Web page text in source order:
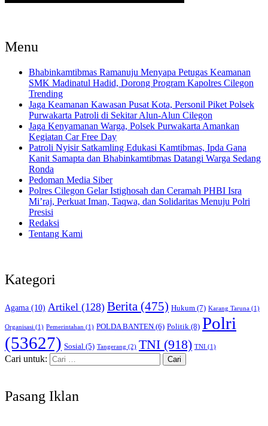
Menu
Bhabinkamtibmas Ramanuju Menyapa Petugas Keamanan
SMK Madinatul Hadid, Dorong Program Kapolres Cilegon
Trending
Jaga Keamanan Kawasan Pusat Kota, Personil Piket Polsek
Purwakarta Patroli di Sekitar Alun-Alun Cilegon
Jaga Kenyamanan Warga, Polsek Purwakarta Amankan
Kegiatan Car Free Day
Patroli Nyisir Satkamling Edukasi Kamtibmas, Ipda Gana
Kanit Samapta dan Bhabinkamtibmas Datangi Warga Sedang
Ronda
Pedoman Media Siber
Polres Cilegon Gelar Istighosah dan Ceramah PHBI Isra
Mi’raj, Perkuat Iman, Taqwa, dan Solidaritas Menuju Polri
Presisi
Redaksi
Tentang Kami
Kategori
Agama (10) Artikel (128) Berita (475) Hukum (7) Karang Taruna (1)
Organisasi (1) Pemerintahan (1) POLDA BANTEN (6) Politik (8) Polri
(53627) Sosial (5) Tangerang (2) TNI (918) TNI (1)
Cari untuk:
Pasang Iklan